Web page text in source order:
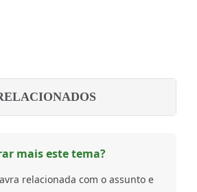
mais este tema?
relacionada com o assunto e